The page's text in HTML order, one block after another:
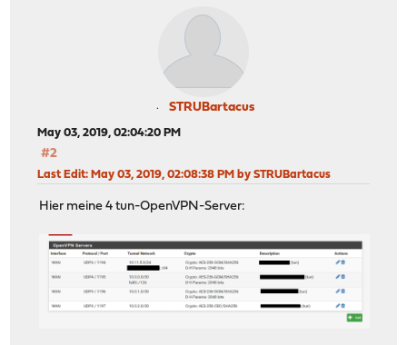
STRUBartacus
May 03, 2019, 02:04:20 PM
#2
Last Edit: May 03, 2019, 02:08:38 PM by STRUBartacus
Hier meine 4 tun-OpenVPN-Server: